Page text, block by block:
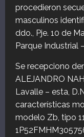
procedieron
masculinos
ddo., Pje. 10 de
Parque Industrial
Se recepciono
ALEJANDRO
Lavalle – esta,
características
modelo Zb, tipo